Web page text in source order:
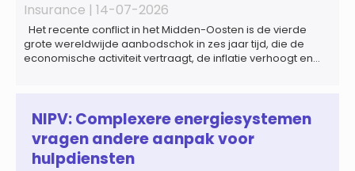
Insurance | 14-07-2026
Het recente conflict in het Midden-Oosten is de vierde
grote wereldwijde aanbodschok in zes jaar tijd, die de
economische activiteit vertraagt, de inflatie verhoogt en
wereldwijd naar verwachting afnemen tot 1,3% in reële
termen in […]
NIPV: Complexere energiesystemen
vragen andere aanpak voor
hulpdiensten